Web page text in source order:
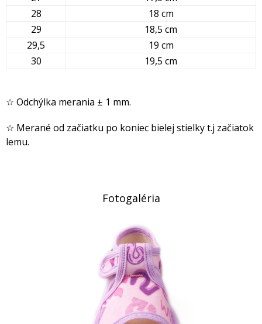
28
18 cm
29
18,5 cm
29,5
19 cm
30
19,5 cm
☆ Odchýlka merania ± 1 mm.
☆ Merané od začiatku po koniec bielej stielky t.j začiatok
lemu.
Fotogaléria